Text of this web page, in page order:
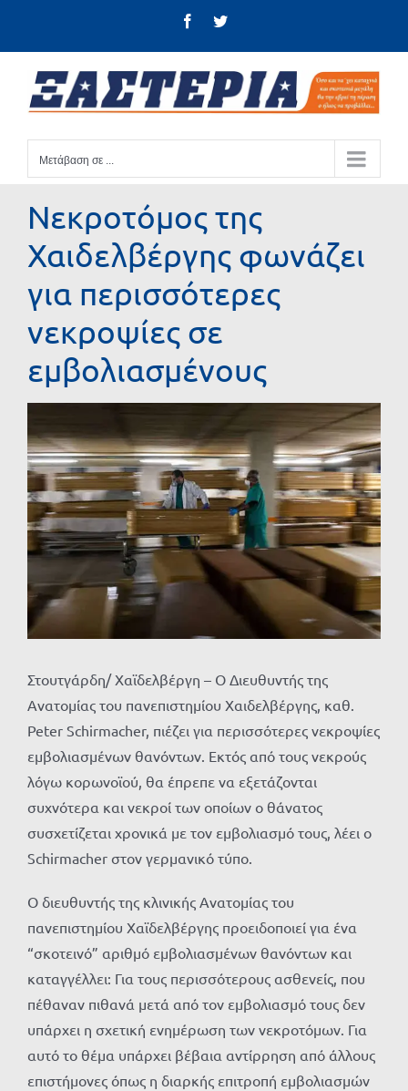
FacebookTwitter
Μετάβαση σε ...
Νεκροτόμος της
Χαιδελβέργης φωνάζει
για περισσότερες
νεκροψίες σε
εμβολιασμένους
μεγαλύτερης
εικόνας
Στουτγάρδη/ Χαϊδελβέργη – Ο Διευθυντής της
Ανατομίας του πανεπιστημίου Χαιδελβέργης, καθ.
Peter Schirmacher, πιέζει για περισσότερες νεκροψίες
εμβολιασμένων θανόντων. Εκτός από τους νεκρούς
λόγω κορωνοϊού, θα έπρεπε να εξετάζονται
συχνότερα και νεκροί των οποίων ο θάνατος
συσχετίζεται χρονικά με τον εμβολιασμό τους, λέει ο
Schirmacher στον γερμανικό τύπο.
Ο διευθυντής της κλινικής Ανατομίας του
πανεπιστημίου Χαϊδελβέργης προειδοποιεί για ένα
“σκοτεινό” αριθμό εμβολιασμένων θανόντων και
καταγγέλλει: Για τους περισσότερους ασθενείς, που
πέθαναν πιθανά μετά από τον εμβολιασμό τους δεν
υπάρχει η σχετική ενημέρωση των νεκροτόμων. Για
αυτό το θέμα υπάρχει βέβαια αντίρρηση από άλλους
επιστήμονες όπως η διαρκής επιτροπή εμβολιασμών